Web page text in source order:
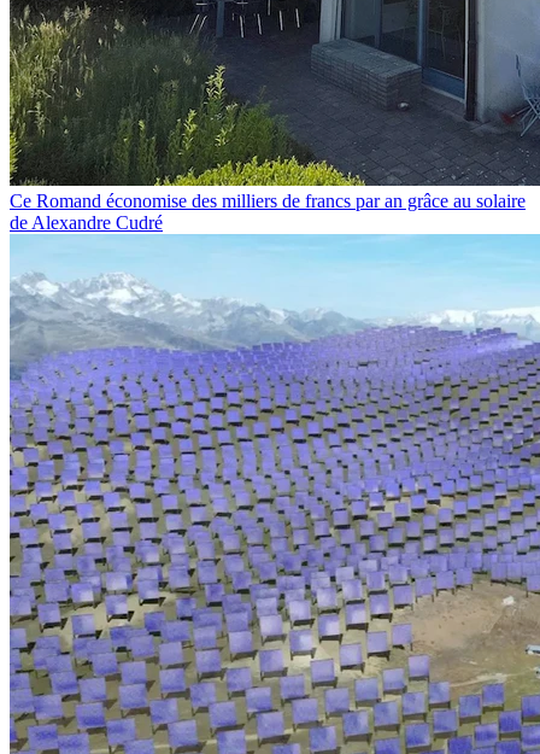
Ce Romand économise des milliers de francs par an grâce au solaire
de Alexandre Cudré